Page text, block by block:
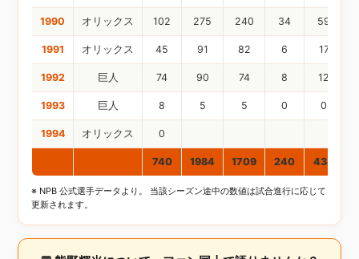
1990 オリックス 102 275 240 34 59
1991 オリックス 45 91 82 6 17
1992 巨人 74 90 74 8 12
1993 巨人 8 5 5 0 0
1994 オリックス 0
740 1984 1709 240 434
※ NPB 公式選手データより。 当該シーズン途中の数値は試合進行に応じて
更新されます。